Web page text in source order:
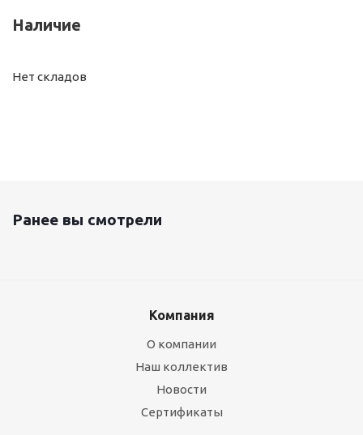
Наличие
Нет складов
Ранее вы смотрели
Компания
О компании
Наш коллектив
Новости
Сертификаты